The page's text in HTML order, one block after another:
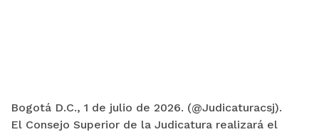
Bogotá D.C., 1 de julio de 2026. (@Judicaturacsj).
El Consejo Superior de la Judicatura realizará el